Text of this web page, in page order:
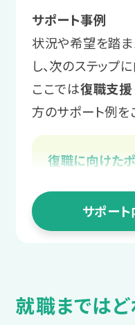
ポートを行いま
スタッフ
まずは安
理していき
＼あなたに
接対策など、
サポートしま
にもスタッフ
4 職
働き始め
不安を相
働き始めてか
具体的な課題
ストレスの少な
環境を見つけます
サポート例
実習後は都度
3 就
LITALICOワー
業務上の工夫や
ツを身につけま
サポート例
「自分を楽に
を助ける報告
ログラムを受
2 職
プログラム受
サポート事例
状況や希望を踏
し、次のステップ
ここでは復職支援
方のサポート例を
復職に向けた
職場復帰に
職場復帰へ
サポート
就職まではど